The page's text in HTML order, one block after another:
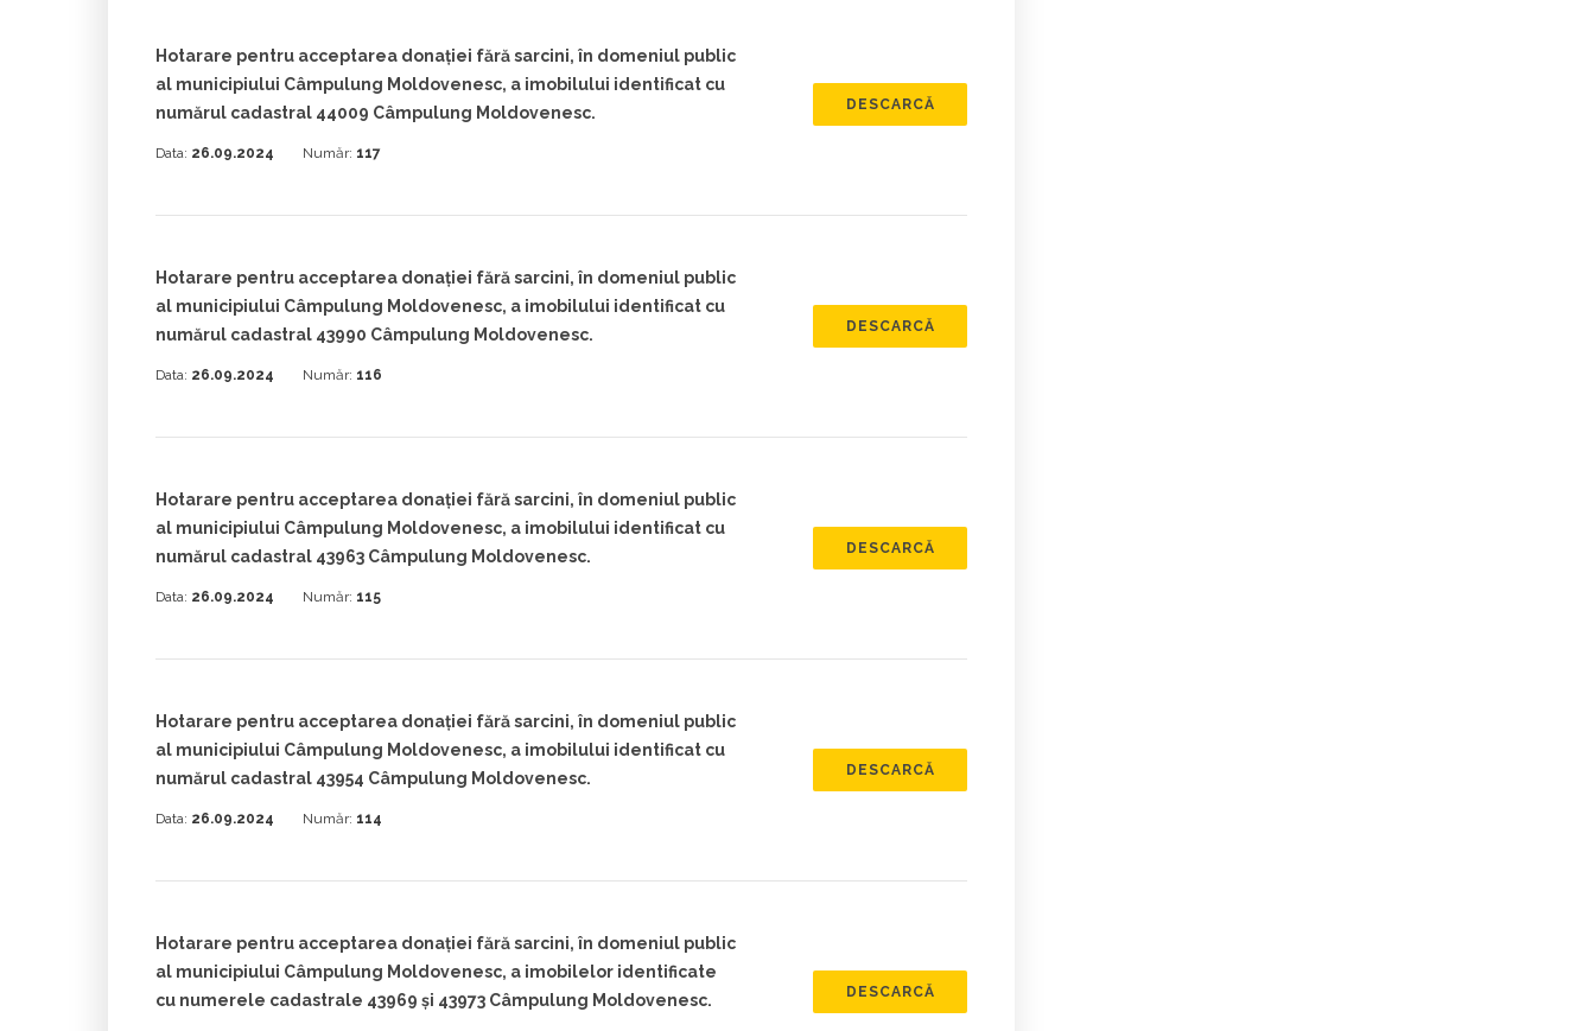
Hotarare pentru acceptarea donației fără sarcini, în domeniul public
al municipiului Câmpulung Moldovenesc, a imobilului identificat cu
numărul cadastral 44009 Câmpulung Moldovenesc.
Data: 26.09.2024 Număr: 117
DESCARCĂ
Hotarare pentru acceptarea donației fără sarcini, în domeniul public
al municipiului Câmpulung Moldovenesc, a imobilului identificat cu
numărul cadastral 43990 Câmpulung Moldovenesc.
Data: 26.09.2024 Număr: 116
DESCARCĂ
Hotarare pentru acceptarea donației fără sarcini, în domeniul public
al municipiului Câmpulung Moldovenesc, a imobilului identificat cu
numărul cadastral 43963 Câmpulung Moldovenesc.
Data: 26.09.2024 Număr: 115
DESCARCĂ
Hotarare pentru acceptarea donației fără sarcini, în domeniul public
al municipiului Câmpulung Moldovenesc, a imobilului identificat cu
numărul cadastral 43954 Câmpulung Moldovenesc.
Data: 26.09.2024 Număr: 114
DESCARCĂ
Hotarare pentru acceptarea donației fără sarcini, în domeniul public
al municipiului Câmpulung Moldovenesc, a imobilelor identificate
cu numerele cadastrale 43969 și 43973 Câmpulung Moldovenesc.
DESCARCĂ